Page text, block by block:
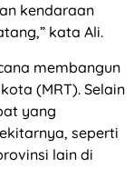
kendaraan
kata Ali.
membangun
(MRT). Selain
yang
seperti
lain di